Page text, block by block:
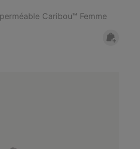
Caribou™ Femme